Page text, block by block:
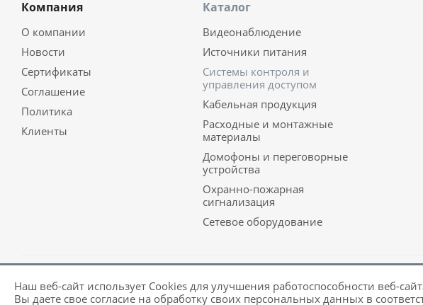
Компания
О компании
Новости
Сертификаты
Соглашение
Политика
Клиенты
Каталог
Видеонаблюдение
Источники питания
Системы контроля и
управления доступом
Кабельная продукция
Расходные и монтажные
материалы
Домофоны и переговорные
устройства
Охранно-пожарная
сигнализация
Сетевое оборудование
Разработка и поддержка сайта - Victory
Наш веб-сайт использует Cookies для улучшения работоспособности веб-
Вы даете свое согласие на обработку своих персональных данных в